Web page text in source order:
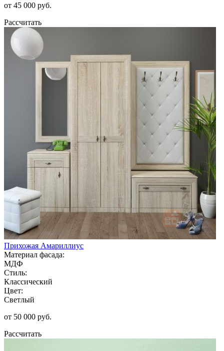
от 45 000 руб.
Рассчитать
Прихожая Амариллиус
Материал фасада:
МДФ
Стиль:
Классический
Цвет:
Светлый
от 50 000 руб.
Рассчитать